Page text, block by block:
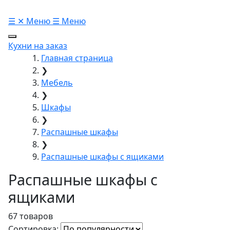
☰ ✕ Меню ☰ Меню
Кухни на заказ
Главная страница
❯
Мебель
❯
Шкафы
❯
Распашные шкафы
❯
Распашные шкафы с ящиками
Распашные шкафы с
ящиками
67 товаров